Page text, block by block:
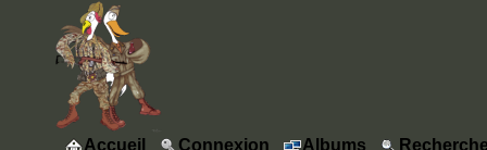
Accueil Connexion Albums